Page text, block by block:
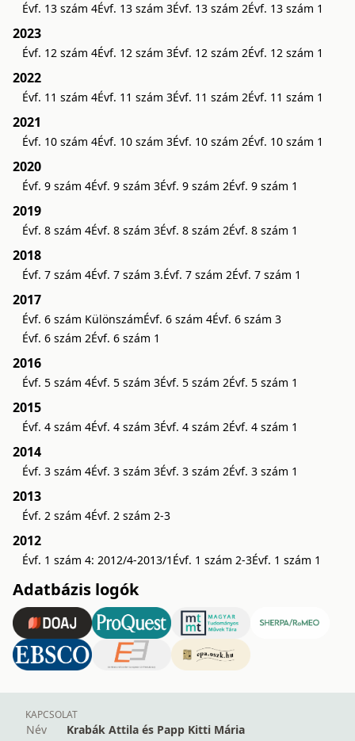
Évf. 13 szám 4Évf. 13 szám 3Évf. 13 szám 2Évf. 13 szám 1
2023
Évf. 12 szám 4Évf. 12 szám 3Évf. 12 szám 2Évf. 12 szám 1
2022
Évf. 11 szám 4Évf. 11 szám 3Évf. 11 szám 2Évf. 11 szám 1
2021
Évf. 10 szám 4Évf. 10 szám 3Évf. 10 szám 2Évf. 10 szám 1
2020
Évf. 9 szám 4Évf. 9 szám 3Évf. 9 szám 2Évf. 9 szám 1
2019
Évf. 8 szám 4Évf. 8 szám 3Évf. 8 szám 2Évf. 8 szám 1
2018
Évf. 7 szám 4Évf. 7 szám 3.Évf. 7 szám 2Évf. 7 szám 1
2017
Évf. 6 szám KülönszámÉvf. 6 szám 4Évf. 6 szám 3
Évf. 6 szám 2Évf. 6 szám 1
2016
Évf. 5 szám 4Évf. 5 szám 3Évf. 5 szám 2Évf. 5 szám 1
2015
Évf. 4 szám 4Évf. 4 szám 3Évf. 4 szám 2Évf. 4 szám 1
2014
Évf. 3 szám 4Évf. 3 szám 3Évf. 3 szám 2Évf. 3 szám 1
2013
Évf. 2 szám 4Évf. 2 szám 2-3
2012
Évf. 1 szám 4: 2012/4-2013/1 Évf. 1 szám 2-3Évf. 1 szám 1
Adatbázis logók
KAPCSOLAT
Név
Krabák Attila és Papp Kitti Mária